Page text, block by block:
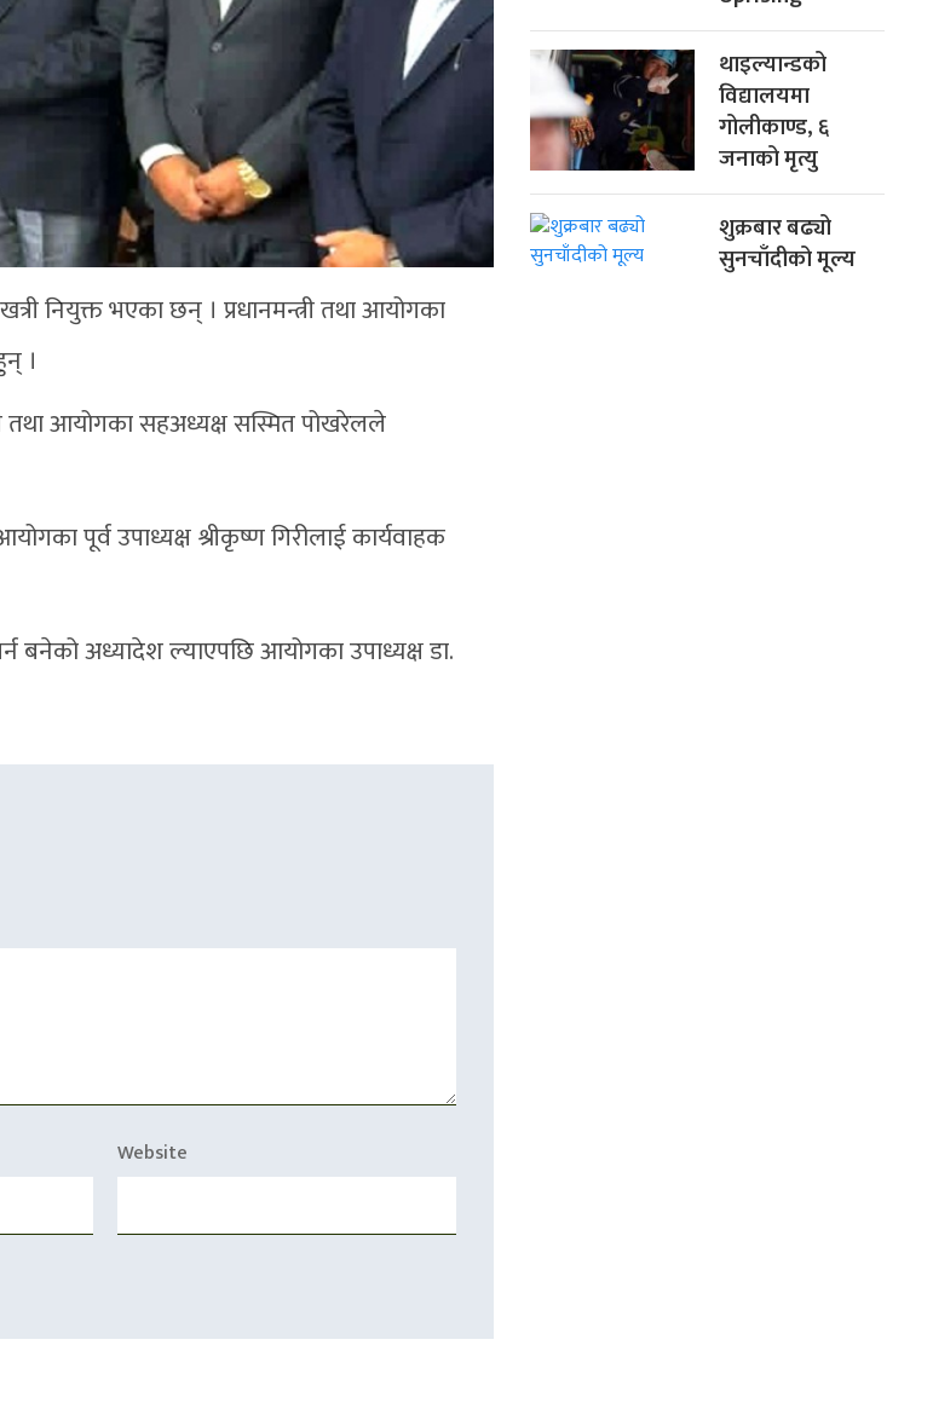
नियुक्त भएका छन् । प्रधानमन्त्री तथा आयोगका
।
तथा आयोगका सहअध्यक्ष सस्मित पोखरेलले
पूर्व उपाध्यक्ष श्रीकृष्ण गिरीलाई कार्यवाहक
बनेको अध्यादेश ल्याएपछि आयोगका उपाध्यक्ष डा.
Website
थाइल्यान्डको
विद्यालयमा
गोलीकाण्ड, ६
जनाको मृत्यु
शुक्रबार बढ्यो
सुनचाँदीको मूल्य